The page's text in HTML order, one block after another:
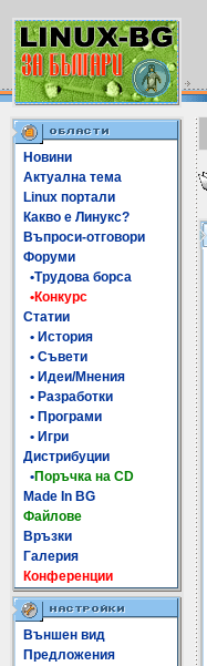
Новини
Актуална тема
Linux портали
Какво е Линукс?
Въпроси-отговори
Форуми
•Трудова борса
•Конкурс
Статии
• История
• Съвети
• Идеи/Мнения
• Разработки
• Програми
• Игри
Дистрибуции
•Поръчка на CD
Made In BG
Файлове
Връзки
Галерия
Конференции
Външен вид
Предложения